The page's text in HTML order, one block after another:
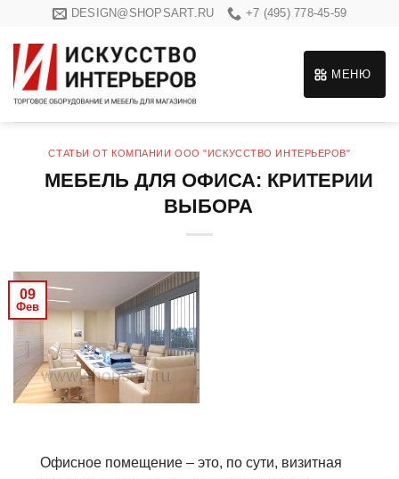
content
DESIGN@SHOPSART.RU +7 (495) 778-45-59
МЕНЮ
СТАТЬИ ОТ КОМПАНИИ ООО "ИСКУССТВО ИНТЕРЬЕРОВ"
МЕБЕЛЬ ДЛЯ ОФИСА: КРИТЕРИИ
ВЫБОРА
09
Фев
Офисное помещение – это, по сути, визитная